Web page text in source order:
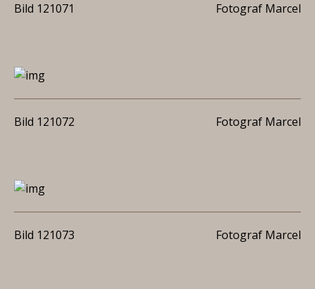
Bild 121071 Fotograf Marcel
Bild 121072 Fotograf Marcel
Bild 121073 Fotograf Marcel